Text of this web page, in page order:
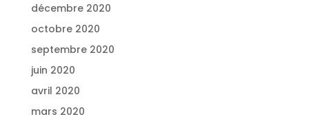
décembre 2020
octobre 2020
septembre 2020
juin 2020
avril 2020
mars 2020